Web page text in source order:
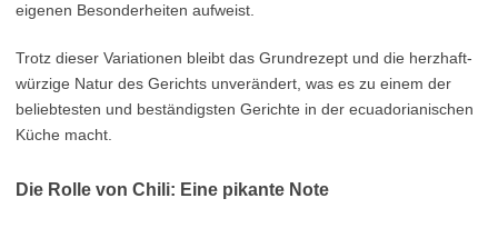
eigenen Besonderheiten aufweist.
Trotz dieser Variationen bleibt das Grundrezept und die herzhaft-
würzige Natur des Gerichts unverändert, was es zu einem der
beliebtesten und beständigsten Gerichte in der ecuadorianischen
Küche macht.
Die Rolle von Chili: Eine pikante Note